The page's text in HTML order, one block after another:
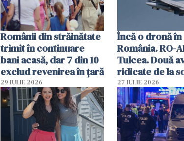
Românii din străinătate
trimit în continuare
bani acasă, dar 7 din 10
exclud revenirea în țară
29 IULIE 2026
Încă o dronă în
România. RO-
Tulcea. Două
ridicate de la
27 IULIE 2026